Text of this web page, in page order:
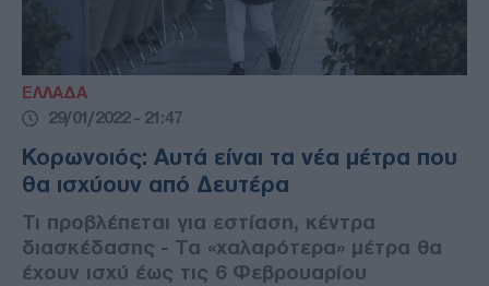
ΕΛΛΑΔΑ
29/01/2022 - 21:47
Κορωνοιός: Αυτά είναι τα νέα μέτρα που
θα ισχύουν από Δευτέρα
Τι προβλέπεται για εστίαση, κέντρα
διασκέδασης - Τα «χαλαρότερα» μέτρα θα
έχουν ισχύ έως τις 6 Φεβρουαρίου